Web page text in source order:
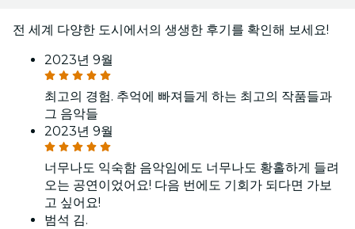
전 세계 다양한 도시에서의 생생한 후기를 확인해 보세요!
2023년 9월
최고의 경험. 추억에 빠져들게 하는 최고의 작품들과
그 음악들
2023년 9월
너무나도 익숙함 음악임에도 너무나도 황홀하게 들려
오는 공연이었어요! 다음 번에도 기회가 되다면 가보
고 싶어요!
범석 김.